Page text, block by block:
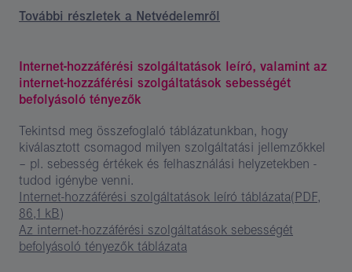
További részletek a Netvédelemről
Internet-hozzáférési szolgáltatások leíró, valamint az
internet-hozzáférési szolgáltatások sebességét
befolyásoló tényezők
Tekintsd meg összefoglaló táblázatunkban, hogy
kiválasztott csomagod milyen szolgáltatási jellemzőkkel
– pl. sebesség értékek és felhasználási helyzetekben -
tudod igénybe venni.
Internet-hozzáférési szolgáltatások leíró táblázata(PDF,
86,1 kB)
Az internet-hozzáférési szolgáltatások sebességét
befolyásoló tényezők táblázata